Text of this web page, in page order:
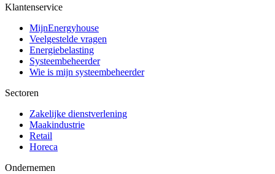
Klantenservice
MijnEnergyhouse
Veelgestelde vragen
Energiebelasting
Systeembeheerder
Wie is mijn systeembeheerder
Sectoren
Zakelijke dienstverlening
Maakindustrie
Retail
Horeca
Ondernemen